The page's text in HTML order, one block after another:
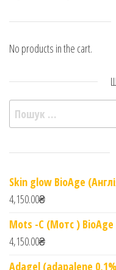
No products in the cart.
Пошук:
Skin glow BioAge
4,150.00₴
Mots -C (Мотс ) BioAge
4,150.00₴
Adagel (adapalene